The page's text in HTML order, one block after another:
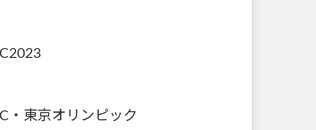
・東京オリンピック